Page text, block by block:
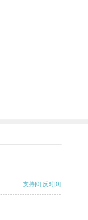
支持[0] 反对[0]